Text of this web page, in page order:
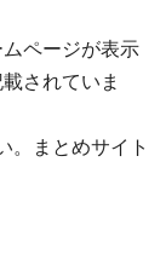
ページが表示
されていま
。まとめサイト